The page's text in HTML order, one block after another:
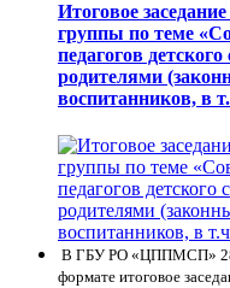
Итоговое
группы по теме
педагогов
родителями
воспитанников, в
В ГБУ РО «ЦППМСП»
формате итоговое